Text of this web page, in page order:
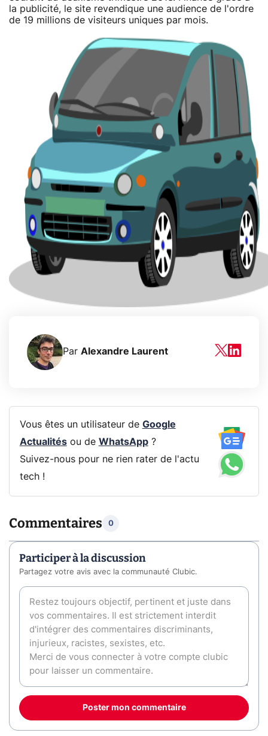
la publicité, le site revendique une audience de l'ordre
de 19 millions de visiteurs uniques par mois.
Par Alexandre Laurent
Vous êtes un utilisateur de Google
Actualitésou de WhatsApp?
Suivez-nous pour ne rien rater de l'actu
tech !
Commentaires 0
Participer à la discussion
Partagez votre avis avec la communauté Clubic.
Poster mon commentaire